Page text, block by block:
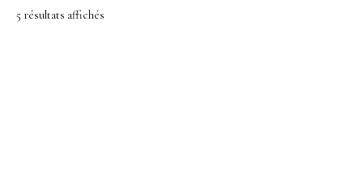
5 résultats affichés